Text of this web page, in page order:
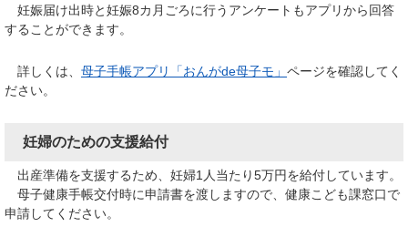
妊娠届け出時と妊娠8カ月ごろに行うアンケートもアプリから回答
することができます。
詳しくは、 母子手帳アプリ「おんがde母子モ」 ​ページを確認してく
ださい。
妊婦のための支援給付
出産準備を支援するため、妊婦1人当たり5万円を給付しています。
母子健康手帳交付時に申請書を渡しますので、健康こども課窓口で
申請してください。